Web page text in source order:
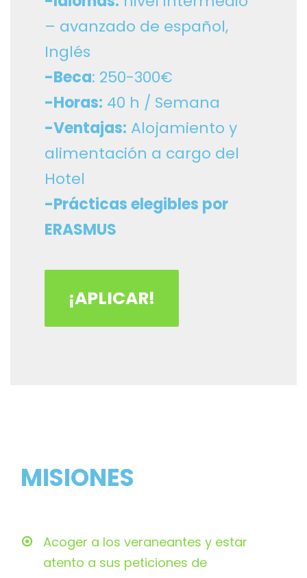
– avanzado de español,
Inglés
-Beca: 250-300€
-Horas: 40 h / Semana
-Ventajas: Alojamiento y
alimentación a cargo del
Hotel
-Prácticas elegibles por
ERASMUS
¡APLICAR!
MISIONES
Acoger a los veraneantes y estar
atento a sus peticiones de